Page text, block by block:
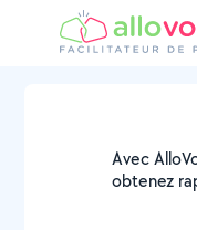
Avec
obtenez